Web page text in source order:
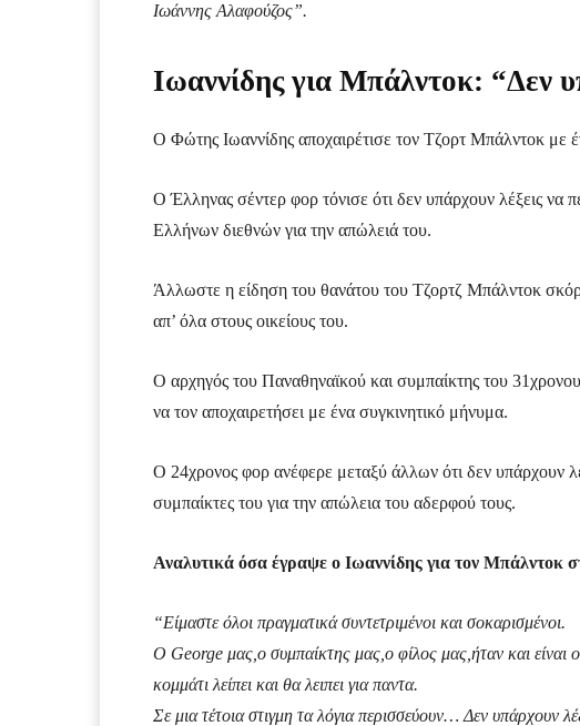
Ιωάννης Αλαφούζος”.
Ιωαννίδης για Μπάλντοκ: “Δεν
Ο Φώτης Ιωαννίδης αποχαιρέτισε τον Τζορτ Μπάλντοκ με
Ο Έλληνας σέντερ φορ τόνισε ότι δεν υπάρχουν λέξεις να
Ελλήνων διεθνών για την απώλειά του.
Άλλωστε η είδηση του θανάτου του Τζορτζ Μπάλντοκ
απ’ όλα στους οικείους του.
Ο αρχηγός του Παναθηναϊκού και συμπαίκτης του
να τον αποχαιρετήσει με ένα συγκινητικό μήνυμα.
Ο 24χρονος φορ ανέφερε μεταξύ άλλων ότι δεν υπάρχουν
συμπαίκτες του για την απώλεια του αδερφού τους.
Αναλυτικά όσα έγραψε ο Ιωαννίδης για τον Μπάλντοκ
“Είμαστε όλοι πραγματικά συντετριμένοι και σοκαρισμένοι.
Ο George μας,ο συμπαίκτης μας,ο φίλος μας,ήταν και είναι
κομμάτι λείπει και θα λειπει για παντα.
Σε μια τέτοια στιγμη τα λόγια περισσεύουν… Δεν υπάρχουν